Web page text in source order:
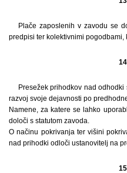
Plače zaposlenih v zavodu se
predpisi ter kolektivnimi pogodbami,
Presežek prihodkov nad
razvoj svoje dejavnosti po
Namene, za katere se lahko
določi s statutom zavoda.
O načinu pokrivanja ter višini
nad prihodki odloči ustanovitelj na